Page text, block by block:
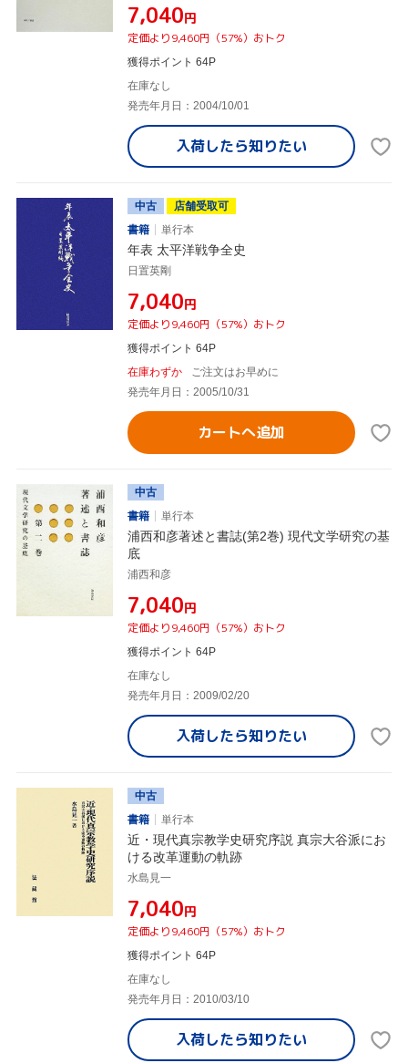
¥7,040円
定価より9,460円（57%）おトク
獲得ポイント 64P
在庫なし
発売年月日：2004/10/01
入荷したら知りたい
中古
店舗受取可
書籍
単行本
年表 太平洋戦争全史
日置英剛
¥7,040円
定価より9,460円（57%）おトク
獲得ポイント 64P
在庫わずか
ご注文はお早めに
発売年月日：2005/10/31
カートへ追加
中古
書籍
単行本
浦西和彦著述と書誌(第2巻) 現代文学研究の基
底
浦西和彦
¥7,040円
定価より9,460円（57%）おトク
獲得ポイント 64P
在庫なし
発売年月日：2009/02/20
入荷したら知りたい
中古
書籍
単行本
近・現代真宗教学史研究序説 真宗大谷派にお
ける改革運動の軌跡
水島見一
¥7,040円
定価より9,460円（57%）おトク
獲得ポイント 64P
在庫なし
発売年月日：2010/03/10
入荷したら知りたい